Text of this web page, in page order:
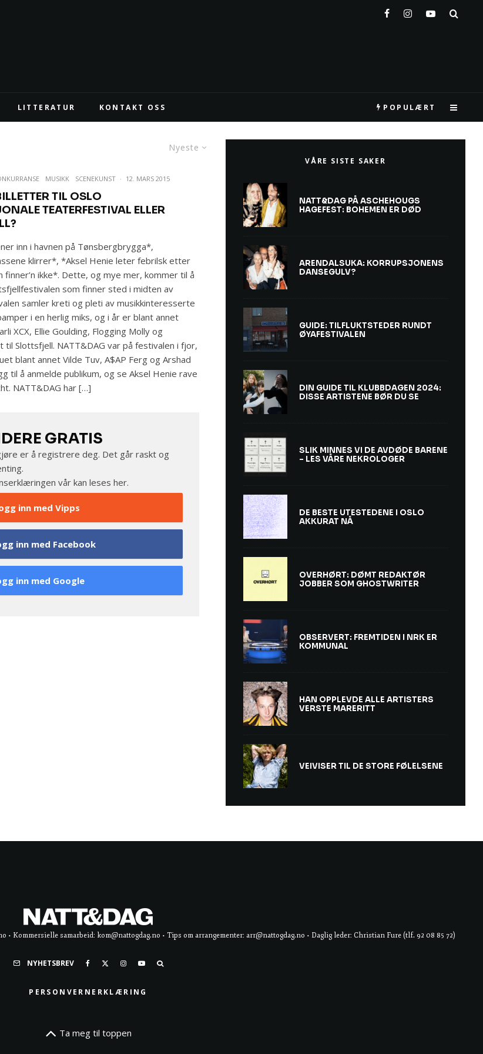
LITTERATUR KONTAKT OSS POPULÆRT
Nyeste
MUSIKK SCENEKUNST · 12. MARS 2015
TIL OSLO
TEATERFESTIVAL ELLER
inn i havnen på Tønsbergbrygga*,
klirrer*, *Aksel Henie leter febrilsk etter
finner’n ikke*. Dette, og mye mer, kommer til å
som finner sted i midten av
samler kreti og pleti av musikkinteresserte
i en herlig miks, og i år er blant annet
XCX, Ellie Goulding, Flogging Molly og
til Slottsfjell. NATT&DAG var på festivalen i fjor,
blant annet Vilde Tuv, A$AP Ferg og Arshad
til å anmelde publikum, og se Aksel Henie rave
NATT&DAG har […]
GRATIS
er å registrere deg. Det går raskt og
vår kan lesesher.
inn med Vipps
inn med Facebook
inn med Google
VÅRE SISTE SAKER
NATT&DAG PÅ ASCHEHOUGS
HAGEFEST: BOHEMEN ER DØD
ARENDALSUKA: KORRUPSJONENS
DANSEGULV?
GUIDE: TILFLUKTSTEDER RUNDT
ØYAFESTIVALEN
DIN GUIDE TIL KLUBBDAGEN 2024:
DISSE ARTISTENE BØR DU SE
SLIK MINNES VI DE AVDØDE BARENE
– LES VÅRE NEKROLOGER
DE BESTE UTESTEDENE I OSLO
AKKURAT NÅ
OVERHØRT: DØMT REDAKTØR
JOBBER SOM GHOSTWRITER
OBSERVERT: FREMTIDEN I NRK ER
KOMMUNAL
HAN OPPLEVDE ALLE ARTISTERS
VERSTE MARERITT
VEIVISER TIL DE STORE FØLELSENE
Kommersielle samarbeid: kom@nattogdag.no • Tips om arrangementer: arr@nattogdag.no • Daglig leder: Christian Fure (tlf. 92 08 85 72)
NYHETSBREV
PERSONVERNERKLÆRING
Ta meg til toppen